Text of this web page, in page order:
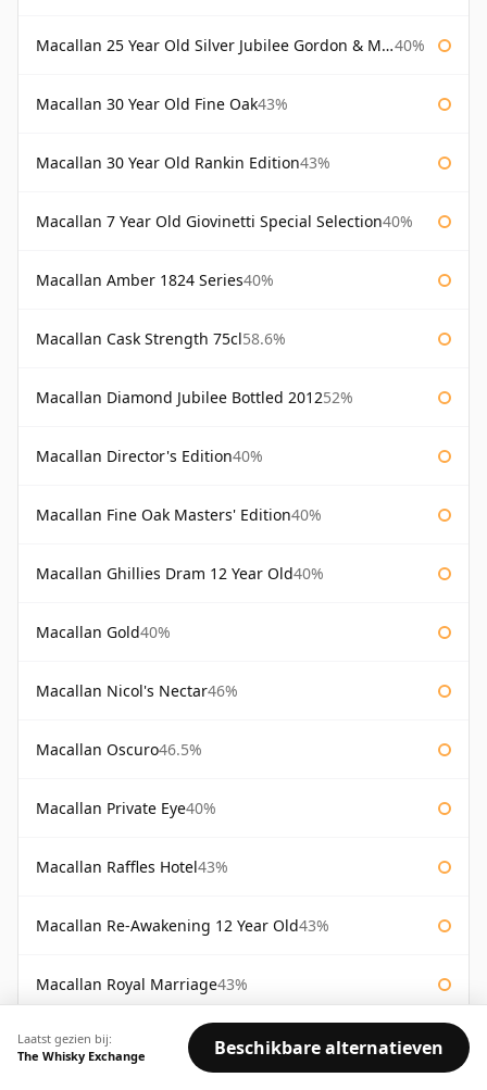
Macallan 25 Year Old Silver Jubilee Gordon & Macphail 40%
Macallan 30 Year Old Fine Oak43%
Macallan 30 Year Old Rankin Edition43%
Macallan 7 Year Old Giovinetti Special Selection40%
Macallan Amber 1824 Series40%
Macallan Cask Strength 75cl58.6%
Macallan Diamond Jubilee Bottled 201252%
Macallan Director's Edition40%
Macallan Fine Oak Masters' Edition40%
Macallan Ghillies Dram 12 Year Old40%
Macallan Gold40%
Macallan Nicol's Nectar46%
Macallan Oscuro46.5%
Macallan Private Eye40%
Macallan Raffles Hotel43%
Macallan Re-Awakening 12 Year Old43%
Macallan Royal Marriage43%
Macallan Royal Wedding 201146.8%
Laatst gezien bij:
The Whisky Exchange
Beschikbare alternatieven